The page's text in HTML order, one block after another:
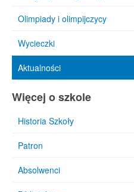
Olimpiady i olimpijczycy
Wycieczki
Aktualności
Więcej o szkole
Historia Szkoły
Patron
Absolwenci